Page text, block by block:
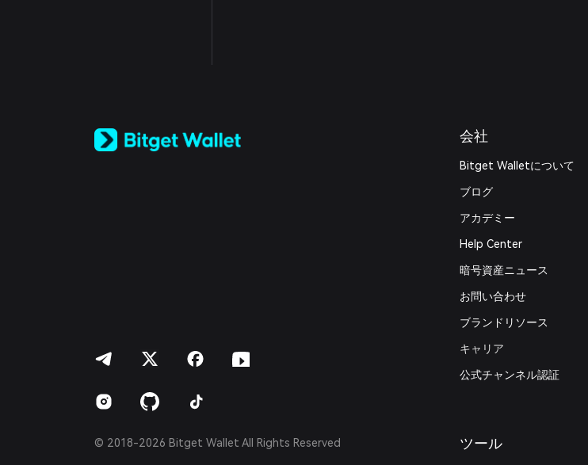
Español (Latinoamérica)
© 2018-2026 Bitget Wallet All Rights Reserved
会社
Bitget Walletについて
ブログ
アカデミー
Help Center
暗号資産ニュース
お問い合わせ
ブランドリソース
キャリア
公式チャンネル認証
ツール